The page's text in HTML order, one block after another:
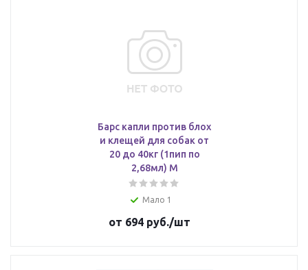
Барс капли против блох
и клещей для собак от
20 до 40кг (1пип по
2,68мл) М
Мало 1
от 694 руб./шт